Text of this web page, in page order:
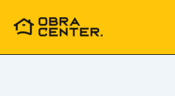
para
conteúdo